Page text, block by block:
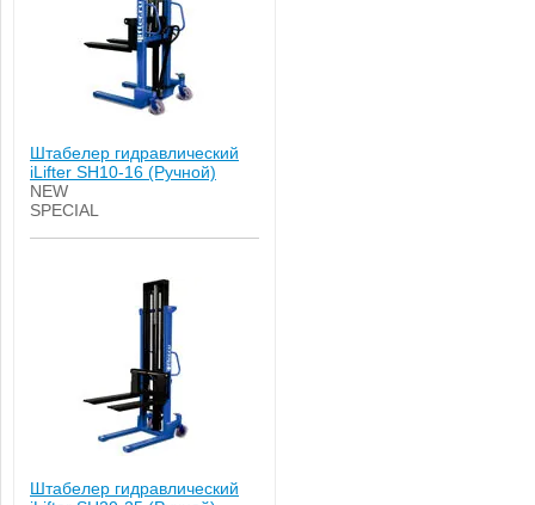
Штабелер гидравлический
iLifter SH10-16 (Ручной)
NEW
SPECIAL
Штабелер гидравлический